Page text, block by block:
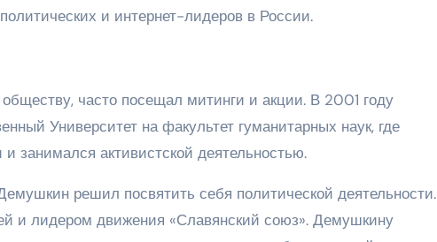
и интернет-лидеров в России.
часто посещал митинги и акции. В 2001 году
Университет на факультет гуманитарных наук, где
занимался активистской деятельностью.
решил посвятить себя политической деятельности.
и лидером движения «Славянский союз». Демушкину